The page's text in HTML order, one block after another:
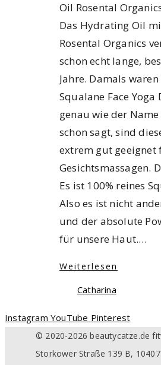
Oil Rosental
Das Hydrating Oil
Rosental Organics
schon echt lange,
Jahre. Damals
Squalane Face Yoga
genau wie der
schon sagt, sind
extrem gut geeignet
Gesichtsmassagen.
Es ist 100% reines
Also es ist nicht
und der absolute
für unsere Haut.…
Weiterlesen
Catharina
Instagram YouTube Pinterest
© 2020-2026 beautycatze.de
Storkower Straße 139 B,